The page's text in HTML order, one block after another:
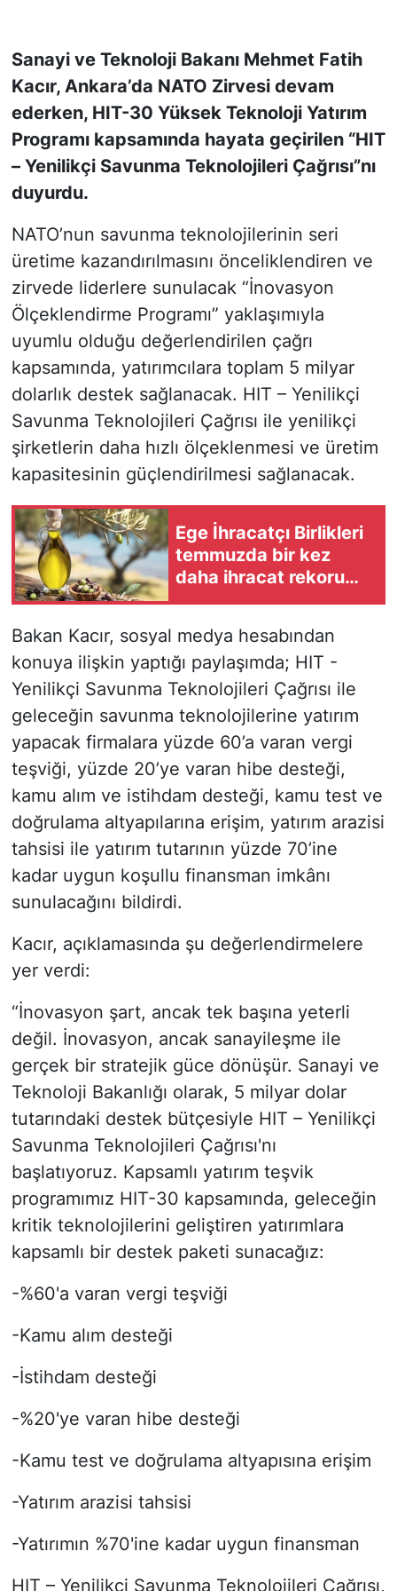
Sanayi ve Teknoloji Bakanı Mehmet Fatih
Kacır, Ankara’da NATO Zirvesi devam
ederken, HIT-30 Yüksek Teknoloji Yatırım
Programı kapsamında hayata geçirilen “HIT
– Yenilikçi Savunma Teknolojileri Çağrısı”nı
duyurdu.
NATO’nun savunma teknolojilerinin seri
üretime kazandırılmasını önceliklendiren ve
zirvede liderlere sunulacak “İnovasyon
Ölçeklendirme Programı” yaklaşımıyla
uyumlu olduğu değerlendirilen çağrı
kapsamında, yatırımcılara toplam 5 milyar
dolarlık destek sağlanacak. HIT – Yenilikçi
Savunma Teknolojileri Çağrısı ile yenilikçi
şirketlerin daha hızlı ölçeklenmesi ve üretim
kapasitesinin güçlendirilmesi sağlanacak.
Ege İhracatçı Birlikleri
temmuzda bir kez
daha ihracat rekoru
Bakan Kacır, sosyal medya hesabından
konuya ilişkin yaptığı paylaşımda; HIT -
Yenilikçi Savunma Teknolojileri Çağrısı ile
geleceğin savunma teknolojilerine yatırım
yapacak firmalara yüzde 60’a varan vergi
teşviği, yüzde 20’ye varan hibe desteği,
kamu alım ve istihdam desteği, kamu test ve
doğrulama altyapılarına erişim, yatırım arazisi
tahsisi ile yatırım tutarının yüzde 70’ine
kadar uygun koşullu finansman imkânı
sunulacağını bildirdi.
Kacır, açıklamasında şu değerlendirmelere
yer verdi:
“İnovasyon şart, ancak tek başına yeterli
değil. İnovasyon, ancak sanayileşme ile
gerçek bir stratejik güce dönüşür. Sanayi ve
Teknoloji Bakanlığı olarak, 5 milyar dolar
tutarındaki destek bütçesiyle HIT – Yenilikçi
Savunma Teknolojileri Çağrısı'nı
başlatıyoruz. Kapsamlı yatırım teşvik
programımız HIT-30 kapsamında, geleceğin
kritik teknolojilerini geliştiren yatırımlara
kapsamlı bir destek paketi sunacağız:
-%60'a varan vergi teşviği
-Kamu alım desteği
-İstihdam desteği
-%20'ye varan hibe desteği
-Kamu test ve doğrulama altyapısına erişim
-Yatırım arazisi tahsisi
-Yatırımın %70'ine kadar uygun finansman
HIT – Yenilikçi Savunma Teknolojileri Çağrısı,
KONGRE TAKVİMİ
RÖPORTAJLAR
BİYOGRAFİLER